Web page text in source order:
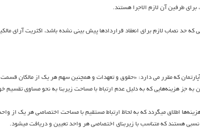
طرفين آن لازم الاجرا هستند.
كه حد نصاب لازم براي انعقاد قراردادها پيش بيني نشده باشد، اكثريت
آپارتمان كه مقرر مي دارد: «حقوق و تعهدات و همچنين سهم هر يك از
به جز هزينه‌هايي كه به دليل عدم ارتباط با مساحت زيربنا به نحو مساوي
اطلاق ميگردد كه به لحاظ ارتباط مستقيم با مساحت اختصاصي هر يك از
هستند كه متناسب با زيربناي اختصاصي هر واحد تعيين و دريافت ميشود.